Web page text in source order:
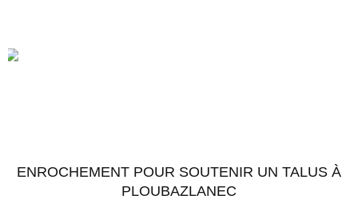
ENROCHEMENT POUR SOUTENIR UN TALUS À
PLOUBAZLANEC